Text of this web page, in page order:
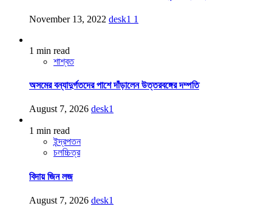
November 13, 2022 desk1 1
1 min read
শাশ্বত
অসমের বন্যাদুর্গতদের পাশে দাঁড়ালেন উত্তরবঙ্গের দম্পতি
August 7, 2026 desk1
1 min read
ইন্দ্রপতন
চলচ্চিত্র
বিদায় জিন লজ
August 7, 2026 desk1